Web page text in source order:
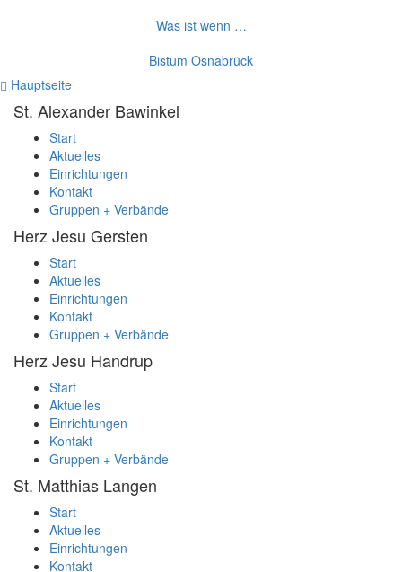
Was ist wenn …
Bistum Osnabrück
Hauptseite
St. Alexander Bawinkel
Start
Aktuelles
Einrichtungen
Kontakt
Gruppen + Verbände
Herz Jesu Gersten
Start
Aktuelles
Einrichtungen
Kontakt
Gruppen + Verbände
Herz Jesu Handrup
Start
Aktuelles
Einrichtungen
Kontakt
Gruppen + Verbände
St. Matthias Langen
Start
Aktuelles
Einrichtungen
Kontakt